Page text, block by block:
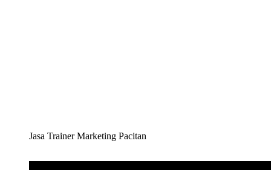
Jasa Trainer Marketing Pacitan